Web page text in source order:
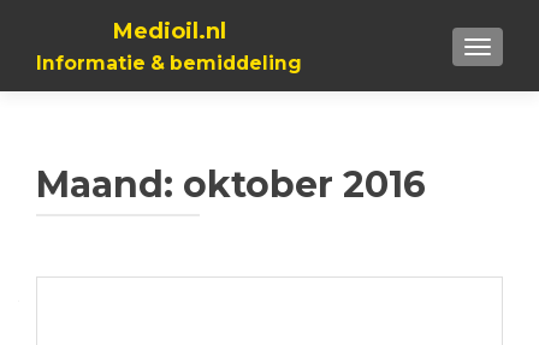
Medioil.nl
Informatie & bemiddeling
Maand: oktober 2016